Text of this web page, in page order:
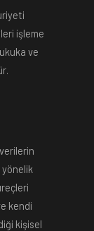
işleme
ve
kendi
kişisel